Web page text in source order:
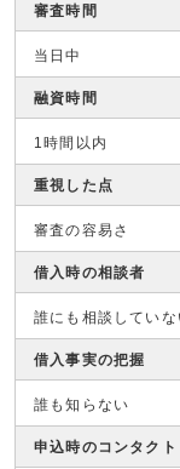
審査時間
当日中
融資時間
1時間以内
重視した点
審査の容易さ
借入時の相談者
誰にも相談していな
借入事実の把握
誰も知らない
申込時のコンタクト